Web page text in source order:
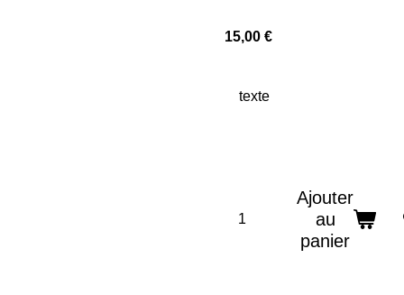
15,00 €
texte
Ajouter
au
panier